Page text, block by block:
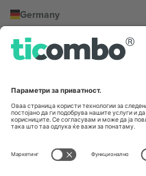
Germany
Unter den Linden 24, 10117
Berlin, Germany
United States
131 Continental Dr, Suite 305,
Newark, Delaware 19713, United